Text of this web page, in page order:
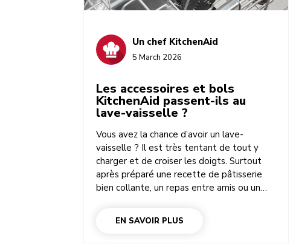
Un chef KitchenAid
5 March 2026
Les accessoires et bols
KitchenAid passent-ils au
lave-vaisselle ?
Vous avez la chance d’avoir un lave-
vaisselle ? Il est très tentant de tout y
charger et de croiser les doigts. Surtout
après préparé une recette de pâtisserie
bien collante, un repas entre amis ou un
concernant les accessoires KitchenAid : la
EN SAVOIR PLUS